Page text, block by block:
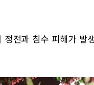
전과 침수 피해가 발